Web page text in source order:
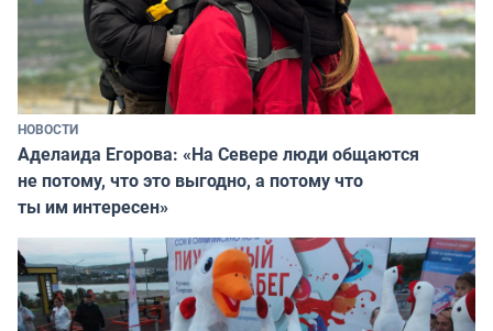
НОВОСТИ
Аделаида Егорова: «На Севере люди общаются
не потому, что это выгодно, а потому что
ты им интересен»